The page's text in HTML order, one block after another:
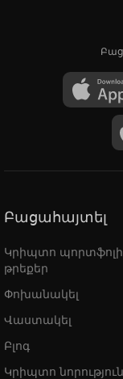
Բացահայտել
Կրիպտո
թրեքեր
Փոխանակել
Վաստակել
Բլոգ
Կրիպտո